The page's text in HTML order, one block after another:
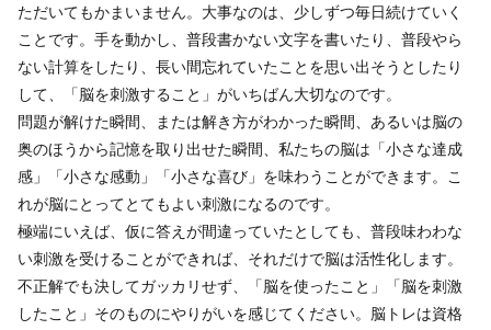
ただいてもかまいません。大事なのは、少しずつ毎日続けていく
ことです。手を動かし、普段書かない文字を書いたり、普段やら
ない計算をしたり、長い間忘れていたことを思い出そうとしたり
して、「脳を刺激すること」がいちばん大切なのです。
問題が解けた瞬間、または解き方がわかった瞬間、あるいは脳の
奥のほうから記憶を取り出せた瞬間、私たちの脳は「小さな達成
感」「小さな感動」「小さな喜び」を味わうことができます。こ
れが脳にとってとてもよい刺激になるのです。
極端にいえば、仮に答えが間違っていたとしても、普段味わわな
い刺激を受けることができれば、それだけで脳は活性化します。
不正解でも決してガッカリせず、「脳を使ったこと」「脳を刺激
したこと」そのものにやりがいを感じてください。脳トレは資格